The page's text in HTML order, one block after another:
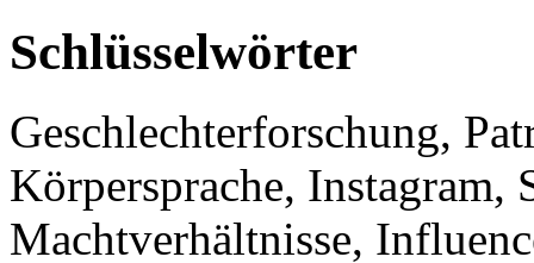
Schlüsselwörter
Geschlechterforschung,
Körpersprache, Instagram,
Machtverhältnisse,